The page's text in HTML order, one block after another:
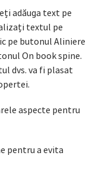
adăuga text pe
textul pe
pe butonul Aliniere
On book spine.
dvs. va fi plasat
aspecte pentru
pentru a evita